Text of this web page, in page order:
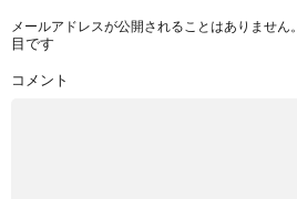
メールアドレスが公開されることはありません。
目です
コメント